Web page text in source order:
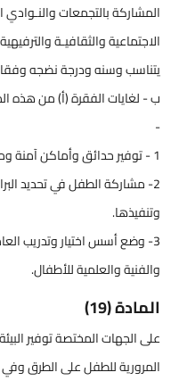
المشاركة بالتجمعات والنـوادي
الاجتماعية والثقافيـة
يتناسب وسنه ودرجة نضجه وفقا
ب - لغايات الفقرة (أ) من هذه
-
1 - توفير حدائق وأماكن آمنة ومجانية وفق الامكانيات المتاحة.
2- مشاركة الطفل في تحديد
وتنفيذها.
3- وضع أسس اختيار وتدريب
والفنية والعلمية للأطفال.
المادة (19)
على الجهات المختصة توفير
المرورية للطفل على الطرق وفي